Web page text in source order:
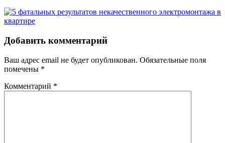
Добавить комментарий
Ваш адрес email не будет опубликован. Обязательные поля
помечены *
Комментарий *